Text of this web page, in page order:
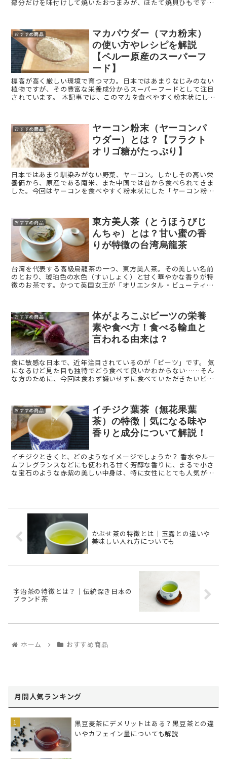
部分だけを味付けして焼いたおつまみが、ほたて焼貝ひもです。
おすすめ商品
マカパウダー（マカ粉末）
の使い方やレシピを解説
【ペルー原産のスーパーフ
ード】
標高が高く厳しい環境で育つマカ。日本ではあまりなじみのない
植物ですが、その豊富な栄養成分からスーパーフードとして注目
されています。 本記事では、このマカを食べやすく粉末状にした
おすすめ商品
ヤーコン粉末（ヤーコンパ
ウダー）とは？【フラクト
オリゴ糖がたっぷり】
日本ではあまり馴染みがない野菜、ヤーコン。しかしその高い栄
養価から、原産である南米、また中国では昔から食べられてきま
した。今回はヤーコンを食べやすく粉末状にした「ヤーコン粉末
おすすめ商品
東方美人茶（とうほうびじ
んちゃ）とは？甘い蜜の香
りが特徴の台湾烏龍茶
台湾を代表する高級烏龍茶の一つ、東方美人茶。その美しい名前
のとおり、琥珀色の水色（すいしょく）と甘く華やかな香りが特
徴のお茶です。かつて英国女王が「オリエンタル・ビューティ
おすすめ商品
体がよろこぶビーツの栄養
素や食べ方！食べる輸血と
言われる由来は？
食に敏感な日本で、近年注目されているのが「ビーツ」です。 気
になるけど見た目も独特でどう食べて良いかわからない……そん
な方のために、今回は食わず嫌いせずに食べていただきたいビー
おすすめ商品
イチジク葉茶（無花果葉
茶）の特徴｜気になる味や
香りと成分について解説！
イチジクときくと、どのようなイメージでしょうか？ 香水やルー
ムフレグランスなどにも使われる甘く芳醇な香りに、まるで小さ
な宝石のような赤紫の美しい中身は、特に女性にとても人気があ
かぶせ茶の特徴とは｜玉露との違いや
美味しい入れ方についても
宇治茶の特徴とは？｜伝統深き日本の
ブランド茶
ホーム おすすめ商品
月間人気ランキング
黒豆麦茶にデメリットはある？黒豆茶との違
いやカフェイン量についても解説